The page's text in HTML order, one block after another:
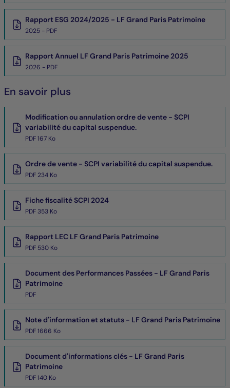
Rapport ESG 2024/2025 - LF Grand Paris Patrimoine
2025 - PDF
Rapport Annuel LF Grand Paris Patrimoine 2025
2026 - PDF
En savoir plus
Modification ou annulation ordre de vente - SCPI
variabilité du capital suspendue.
PDF 167 Ko
Ordre de vente - SCPI variabilité du capital suspendue.
PDF 234 Ko
Fiche fiscalité SCPI 2024
PDF 353 Ko
Rapport LEC LF Grand Paris Patrimoine
PDF 530 Ko
Document des Performances Passées - LF Grand Paris
Patrimoine
PDF
Note d'information et statuts - LF Grand Paris Patrimoine
PDF 1666 Ko
Document d'informations clés - LF Grand Paris
Patrimoine
PDF 140 Ko